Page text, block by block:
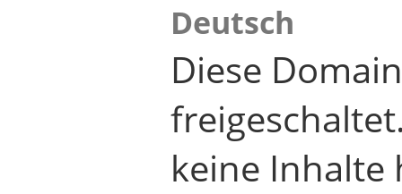
Deutsch
Diese
keine Inhalte